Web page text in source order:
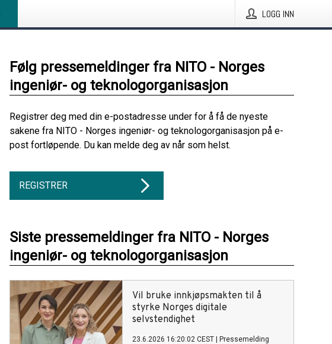
LOGG INN
Følg pressemeldinger fra NITO - Norges
ingeniør- og teknologorganisasjon
Registrer deg med din e-postadresse under for å få de nyeste
sakene fra NITO - Norges ingeniør- og teknologorganisasjon på e-
post fortløpende. Du kan melde deg av når som helst.
REGISTRER
Siste pressemeldinger fra NITO - Norges
ingeniør- og teknologorganisasjon
Vil bruke innkjøpsmakten til å
styrke Norges digitale
selvstendighet
23.6.2026 16:20:02 CEST Pressemelding